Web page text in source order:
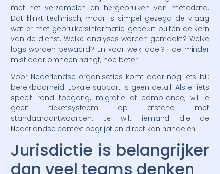
met het verzamelen en hergebruiken van metadata.
Dat klinkt technisch, maar is simpel gezegd de vraag
wat er met gebruikersinformatie gebeurt buiten de kern
van de dienst. Welke analyses worden gemaakt? Welke
logs worden bewaard? En voor welk doel? Hoe minder
mist daar omheen hangt, hoe beter.
Voor Nederlandse organisaties komt daar nog iets bij:
bereikbaarheid. Lokale support is geen detail. Als er iets
speelt rond toegang, migratie of compliance, wil je
geen ticketsysteem op afstand met
standaardantwoorden. Je wilt iemand die de
Nederlandse context begrijpt en direct kan handelen.
Jurisdictie is belangrijker
dan veel teams denken